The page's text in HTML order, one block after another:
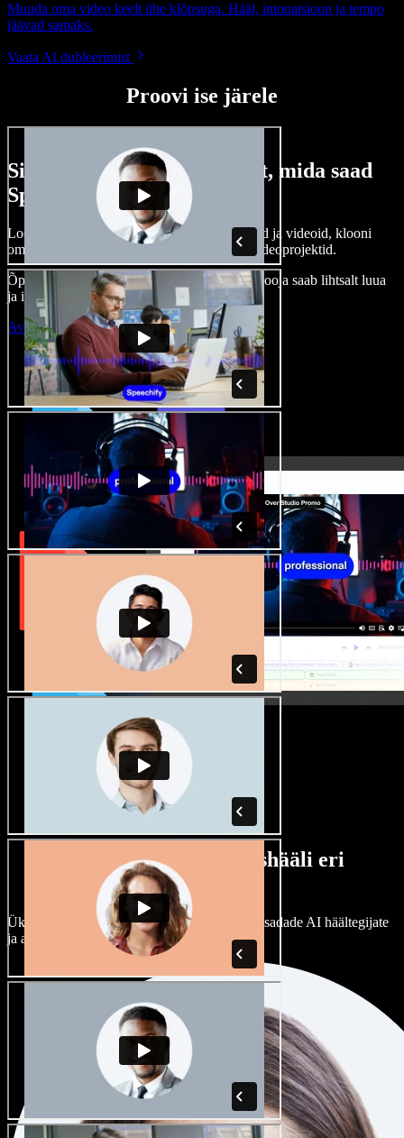
Muuda oma video keelt ühe klõpsuga. Hääl, intonatsioon ja tempo
jäävad samaks.
Vaata AI dubleerimist
Proovi ise järele
Siin on vaid väike osa sellest, mida saad
Speechify Studioga teha.
Loo voice-over’eid, kasuta tasuta pilte, helisid ja videoid, klooni
oma häält ja pane kokku terviklikud audio-videoprojektid.
Õppimiskõver puudub, kõik töötab veebis – looja saab lihtsalt luua
ja ideed kiiresti ellu viia.
Ava Studio
Lai valik mees- ja naishääli eri
aktsentidega
Ükski projekt ei pea kõlama ühtemoodi. Vali sadade AI häältegijate
ja aktsentide hulgast ning kohanda neid.